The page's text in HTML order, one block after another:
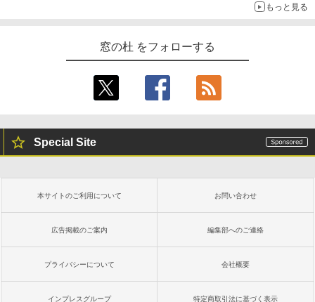
Kindle Paperwhite シグニチャーエディ
るさ自動調整、色調調節ライト、12週間
持続バッテリー、広告なし、メタリック
ブラック
￥27,980
ンチディスプレイ、色調調節ライト、12
週間持続バッテリー、広告なし、ブラッ
Amazon Kindle Colorsoft | 16GBストレ
ージ、防水、7インチカラーディスプレ
イ、色調調節ライト、最大8週間持続バッ
もっと見る
窓の杜 をフォローする
Special Site
本サイトのご利用について お問い合わせ
広告掲載のご案内 編集部へのご連絡
プライバシーについて 会社概要
インプレスグループ 特定商取引法に基づく表示